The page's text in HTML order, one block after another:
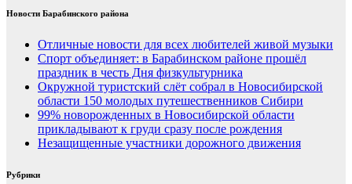
Новости Барабинского района
Отличные новости для всех любителей живой музыки
Спорт объединяет: в Барабинском районе прошёл
праздник в честь Дня физкультурника
Окружной туристский слёт собрал в Новосибирской
области 150 молодых путешественников Сибири
99% новорожденных в Новосибирской области
прикладывают к груди сразу после рождения
Незащищенные участники дорожного движения
Рубрики